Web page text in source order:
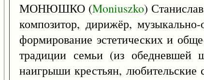
МОНЮШКО (Moniuszko)
композитор, дирижёр,
формирование эстетических и
традиции семьи (из обедневшей
наигрыши крестьян, любительские